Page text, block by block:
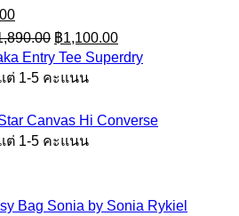
Current
price
is:
฿1,100.00.
Original
price
was:
฿1,890.00.
฿1,100.00Current
price
is:
Entry Tee Superdry
ต่ 1-5 คะแนน
Canvas Hi Converse
ต่ 1-5 คะแนน
Bag Sonia by Sonia Rykiel